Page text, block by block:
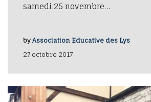
samedi 25 novembre…
27 octobre 2017
by Association Educative des Lys